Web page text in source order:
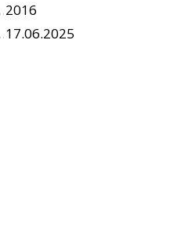
2016
17.06.2025